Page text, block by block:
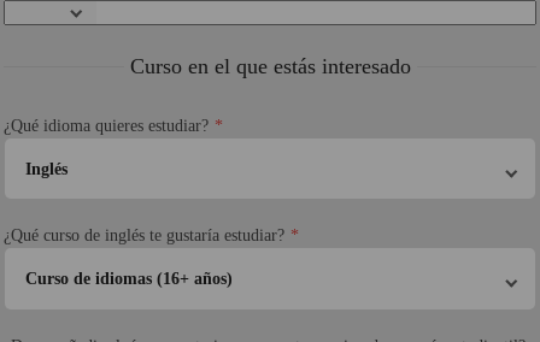
Curso en el que estás interesado
¿Qué idioma quieres estudiar?
Inglés
¿Qué curso de inglés te gustaría estudiar?
Curso de idiomas (16+ años)